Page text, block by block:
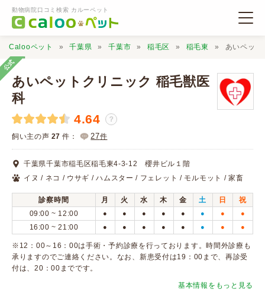
動物病院口コミ検索 カルーペット
動物病院検索
口コミ投稿
Calooペット 千葉県 千葉市 稲毛区 稲毛東 あいペット
公式
あいペットクリニック 稲毛獣医
科
4.64 ？
飼い主の声 27 件： 27件
千葉県千葉市稲毛区稲毛東4-3-12 櫻井ビル１階
イヌ / ネコ / ウサギ / ハムスター / フェレット / モルモット / 家畜
診察時間 月 火 水 木 金 土 日
祝
09:00 ~ 12:00
● ● ● ● ● ● ● ●
16:00 ~ 21:00 ● ● ● ● ● ● ● ●
※12：00～16：00は手術・予約診療を行っております。時間外診療も
承りますのでご連絡ください。なお、新患受付は19：00まで、再診受
付は、20：00までです。
基本情報をもっと見る